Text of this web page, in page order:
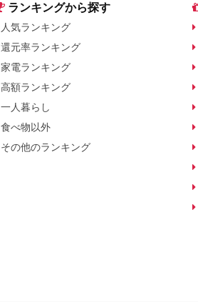
ランキングから探す
人気ランキング
還元率ランキング
家電ランキング
高額ランキング
一人暮らし
食べ物以外
その他のランキング